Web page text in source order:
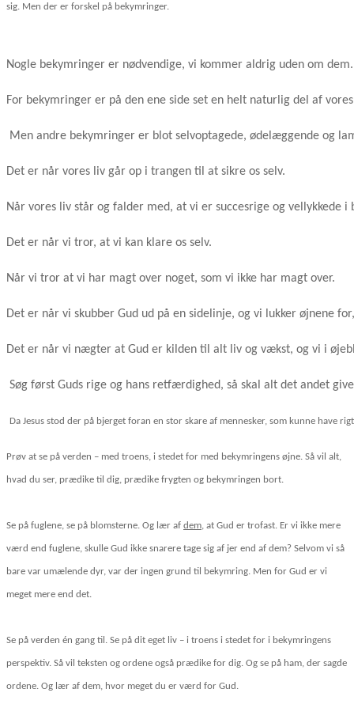
sig. Men der er forskel på bekymringer.
Nogle bekymringer er nødvendige, vi kommer aldrig uden om
For bekymringer er på den ene side set en helt naturlig del af
Men andre bekymringer er blot selvoptagede, ødelæggende og
Det er når vores liv går op i trangen til at sikre os selv.
Når vores liv står og falder med, at vi er succesrige og vellykkede
Det er når vi tror, at vi kan klare os selv.
Når vi tror at vi har magt over noget, som vi ikke har magt over.
Det er når vi skubber Gud ud på en sidelinje, og vi lukker øjnene
Det er når vi nægter at Gud er kilden til alt liv og vækst, og vi i
Søg først Guds rige og hans retfærdighed, så skal alt det andet
Da Jesus stod der på bjerget foran en stor skare af mennesker, som kunne have
Prøv at se på verden – med troens, i stedet for med bekymringens øjne. Så vil alt,
hvad du ser, prædike til dig, prædike frygten og bekymringen bort.
Se på fuglene, se på blomsterne. Og lær af dem, at Gud er trofast. Er vi ikke mere
værd end fuglene, skulle Gud ikke snarere tage sig af jer end af dem? Selvom vi så
bare var umælende dyr, var der ingen grund til bekymring. Men for Gud er vi
meget mere end det.
Se på verden én gang til. Se på dit eget liv – i troens i stedet for i bekymringens
perspektiv. Så vil teksten og ordene også prædike for dig. Og se på ham, der sagde
ordene. Og lær af dem, hvor meget du er værd for Gud.